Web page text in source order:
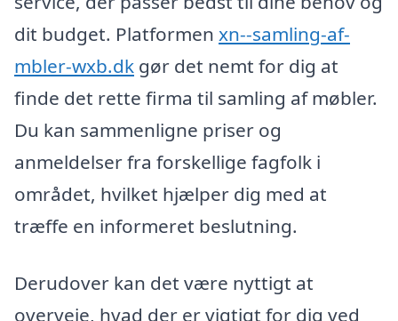
dit budget. Platformen xn--samling-af-
mbler-wxb.dk gør det nemt for dig at
finde det rette firma til samling af møbler.
Du kan sammenligne priser og
anmeldelser fra forskellige fagfolk i
området, hvilket hjælper dig med at
træffe en informeret beslutning.
Derudover kan det være nyttigt at
overveje, hvad der er vigtigt for dig ved